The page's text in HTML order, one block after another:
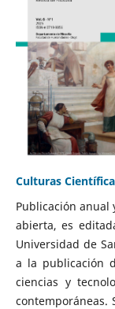
Culturas
Publicación anual
abierta, es
Universidad de
a la publicación
ciencias y
contemporáneas.